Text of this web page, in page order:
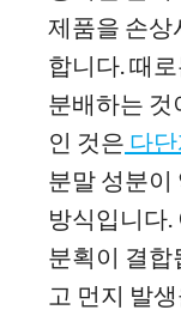
제품을 손상
합니다. 때
분배하는 것
인 것은 다
분말 성분이
방식입니다
분획이 결합
고 먼지 발